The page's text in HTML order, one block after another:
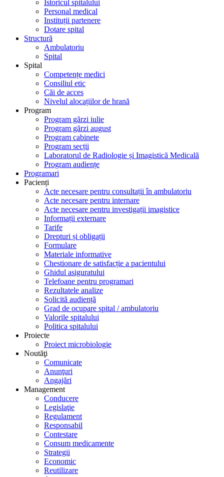
Istoricul spitalului
Personal medical
Instituții partenere
Dotare spital
Structură
Ambulatoriu
Spital
Spital
Competențe medici
Consiliul etic
Căi de acces
Nivelul alocațiilor de hrană
Program
Program gărzi iulie
Program gărzi august
Program cabinete
Program secții
Laboratorul de Radiologie și Imagistică Medicală
Program audiențe
Programari
Pacienți
Acte necesare pentru consultații în ambulatoriu
Acte necesare pentru internare
Acte necesare pentru investigații imagistice
Informații externare
Tarife
Drepturi și obligații
Formulare
Materiale informative
Chestionare de satisfacție a pacientului
Ghidul asiguratului
Telefoane pentru programari
Rezultatele analize
Solicită audiență
Grad de ocupare spital / ambulatoriu
Valorile spitalului
Politica spitalului
Proiecte
Proiect microbiologie
Noutăţi
Comunicate
Anunţuri
Angajări
Management
Conducere
Legislaţie
Regulament
Responsabil
Contestare
Consum medicamente
Strategii
Economic
Reutilizare